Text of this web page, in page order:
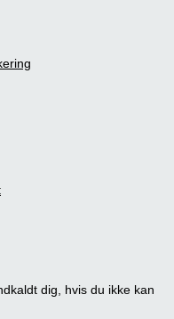
dig, hvis du ikke kan